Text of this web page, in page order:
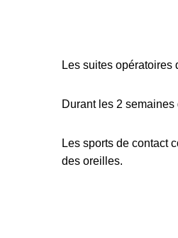
Les suites opératoires
Durant les 2
Les sports de contact
des oreilles.